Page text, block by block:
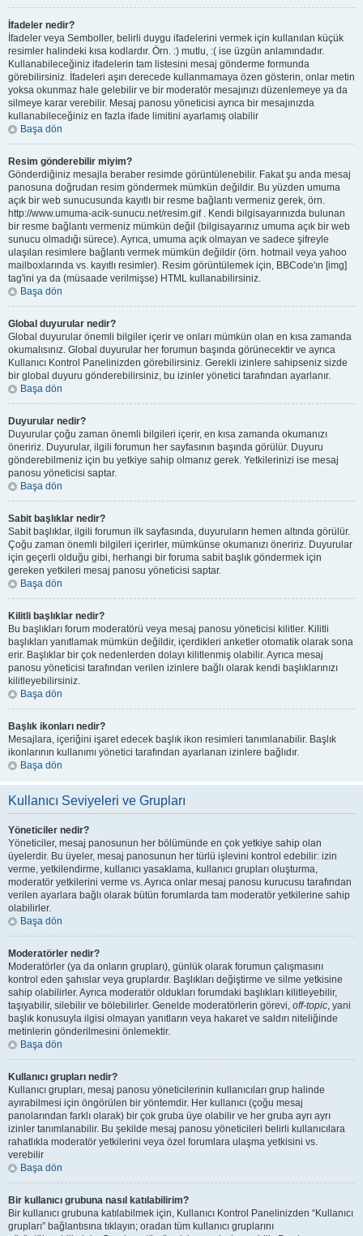
İfadeler nedir?
İfadeler veya Semboller, belirli duygu ifadelerini vermek için kullanılan küçük
resimler halindeki kısa kodlardır. Örn. :) mutlu, :( ise üzgün anlamındadır.
Kullanabileceğiniz ifadelerin tam listesini mesaj gönderme formunda
görebilirsiniz. İfadeleri aşırı derecede kullanmamaya özen gösterin, onlar metin
yoksa okunmaz hale gelebilir ve bir moderatör mesajınızı düzenlemeye ya da
silmeye karar verebilir. Mesaj panosu yöneticisi ayrıca bir mesajınızda
kullanabileceğiniz en fazla ifade limitini ayarlamış olabilir
Başa dön
Resim gönderebilir miyim?
Gönderdiğiniz mesajla beraber resimde görüntülenebilir. Fakat şu anda mesaj
panosuna doğrudan resim göndermek mümkün değildir. Bu yüzden umuma
açık bir web sunucusunda kayıtlı bir resme bağlantı vermeniz gerek, örn.
http://www.umuma-acik-sunucu.net/resim.gif . Kendi bilgisayarınızda bulunan
bir resme bağlantı vermeniz mümkün değil (bilgisayarınız umuma açık bir web
sunucu olmadığı sürece). Ayrıca, umuma açık olmayan ve sadece şifreyle
ulaşılan resimlere bağlantı vermek mümkün değildir (örn. hotmail veya yahoo
mailboxlarında vs. kayıtlı resimler). Resim görüntülemek için, BBCode'ın [img]
tag'ini ya da (müsaade verilmişse) HTML kullanabilirsiniz.
Başa dön
Global duyurular nedir?
Global duyurular önemli bilgiler içerir ve onları mümkün olan en kısa zamanda
okumalısınız. Global duyurular her forumun başında görünecektir ve ayrıca
Kullanıcı Kontrol Panelinizden görebilirsiniz. Gerekli izinlere sahipseniz sizde
bir global duyuru gönderebilirsiniz, bu izinler yönetici tarafından ayarlanır.
Başa dön
Duyurular nedir?
Duyurular çoğu zaman önemli bilgileri içerir, en kısa zamanda okumanızı
öneririz. Duyurular, ilgili forumun her sayfasının başında görülür. Duyuru
gönderebilmeniz için bu yetkiye sahip olmanız gerek. Yetkilerinizi ise mesaj
panosu yöneticisi saptar.
Başa dön
Sabit başlıklar nedir?
Sabit başlıklar, ilgili forumun ilk sayfasında, duyuruların hemen altında görülür.
Çoğu zaman önemli bilgileri içerirler, mümkünse okumanızı öneririz. Duyurular
için geçerli olduğu gibi, herhangi bir foruma sabit başlık göndermek için
gereken yetkileri mesaj panosu yöneticisi saptar.
Başa dön
Kilitli başlıklar nedir?
Bu başlıkları forum moderatörü veya mesaj panosu yöneticisi kilitler. Kilitli
başlıkları yanıtlamak mümkün değildir, içerdikleri anketler otomatik olarak sona
erir. Başlıklar bir çok nedenlerden dolayı kilitlenmiş olabilir. Ayrıca mesaj
panosu yöneticisi tarafından verilen izinlere bağlı olarak kendi başlıklarınızı
kilitleyebilirsiniz.
Başa dön
Başlık ikonları nedir?
Mesajlara, içeriğini işaret edecek başlık ikon resimleri tanımlanabilir. Başlık
ikonlarının kullanımı yönetici tarafından ayarlanan izinlere bağlıdır.
Başa dön
Kullanıcı Seviyeleri ve Grupları
Yöneticiler nedir?
Yöneticiler, mesaj panosunun her bölümünde en çok yetkiye sahip olan
üyelerdir. Bu üyeler, mesaj panosunun her türlü işlevini kontrol edebilir: izin
verme, yetkilendirme, kullanıcı yasaklama, kullanıcı grupları oluşturma,
moderatör yetkilerini verme vs. Ayrıca onlar mesaj panosu kurucusu tarafından
verilen ayarlara bağlı olarak bütün forumlarda tam moderatör yetkilerine sahip
olabilirler.
Başa dön
Moderatörler nedir?
Moderatörler (ya da onların grupları), günlük olarak forumun çalışmasını
kontrol eden şahıslar veya gruplardır. Başlıkları değiştirme ve silme yetkisine
sahip olabilirler. Ayrıca moderatör oldukları forumdaki başlıkları kilitleyebilir,
taşıyabilir, silebilir ve bölebilirler. Genelde moderatörlerin görevi, off-topic, yani
başlık konusuyla ilgisi olmayan yanıtların veya hakaret ve saldırı niteliğinde
metinlerin gönderilmesini önlemektir.
Başa dön
Kullanıcı grupları nedir?
Kullanıcı grupları, mesaj panosu yöneticilerinin kullanıcıları grup halinde
ayırabilmesi için öngörülen bir yöntemdir. Her kullanıcı (çoğu mesaj
panolarından farklı olarak) bir çok gruba üye olabilir ve her gruba ayrı ayrı
izinler tanımlanabilir. Bu şekilde mesaj panosu yöneticileri belirli kullanıcılara
rahatlıkla moderatör yetkilerini veya özel forumlara ulaşma yetkisini vs.
verebilir
Başa dön
Bir kullanıcı grubuna nasıl katılabilirim?
Bir kullanıcı grubuna katılabilmek için, Kullanıcı Kontrol Panelinizden “Kullanıcı
grupları” bağlantısına tıklayın; oradan tüm kullanıcı gruplarını